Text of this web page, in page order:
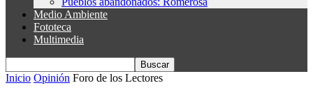
Medio Ambiente
Fototeca
Multimedia
Inicio Opinión Foro de los Lectores